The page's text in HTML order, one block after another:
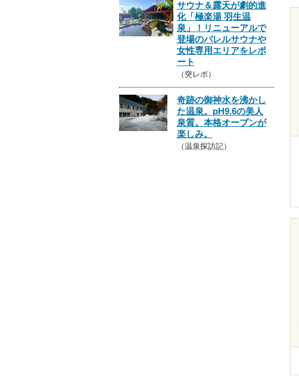
サウナ＆露天が劇的進
化「極楽湯 羽生温
泉」！リニューアルで
登場のバレルサウナや
女性専用エリアをレポ
ート
（突レポ）
奇跡の御神水を沸かし
た温泉。pH9.6の美人
泉質。本格オープンが
楽しみ。
（温泉探訪記）